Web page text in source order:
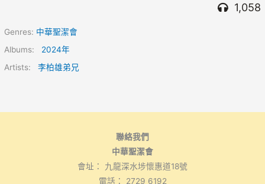
1,058
Genres: 中華聖潔會
Albums: 2024年
Artists:李柏雄弟兄
聯絡我們
中華聖潔會
會址： 九龍深水埗懷惠道18號
電話： 2729 6192